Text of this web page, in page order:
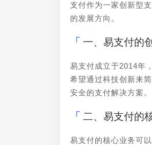
支付作为一家创新型
的发展方向。
一、易支付的
易支付成立于2014年
希望通过科技创新来
安全的支付解决方案。
二、易支付的
易支付的核心业务可